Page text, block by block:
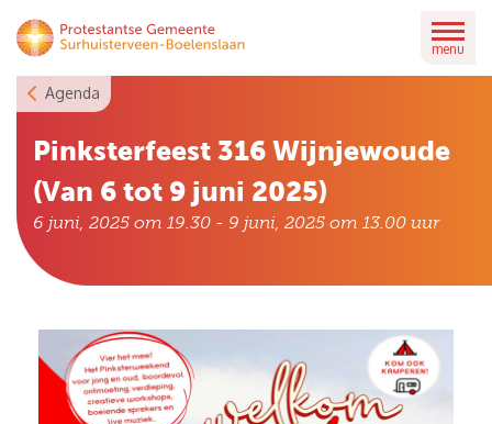
Skip
to
menu
Agenda
Pinksterfeest 316 Wijnjewoude
(Van 6 tot 9 juni 2025)
6 juni, 2025 om 19.30 - 9 juni, 2025 om 13.00 uur